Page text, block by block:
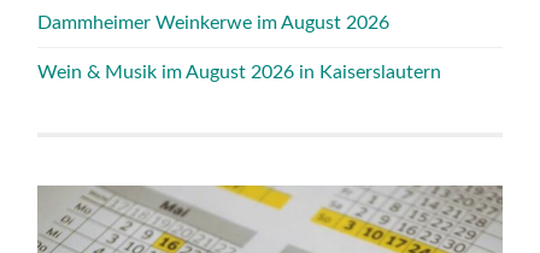
Dammheimer Weinkerwe im August 2026
Wein & Musik im August 2026 in Kaiserslautern